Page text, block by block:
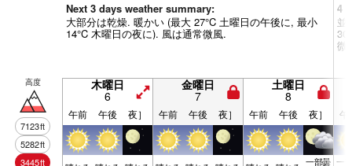
Next 3 days weather summary:
大部分は乾燥. 暖かい (最大 27°C 土曜日の午後に, 最小
14°C 木曜日の夜に). 風は通常微風.
4 -
並
微
高度
7123ft
5282ft
3445ft
木曜日
6
金曜日
7
土曜日
8
午前 午後 夜］ 午前 午後 夜］ 午前 午後 夜］ 午
一部曇 一